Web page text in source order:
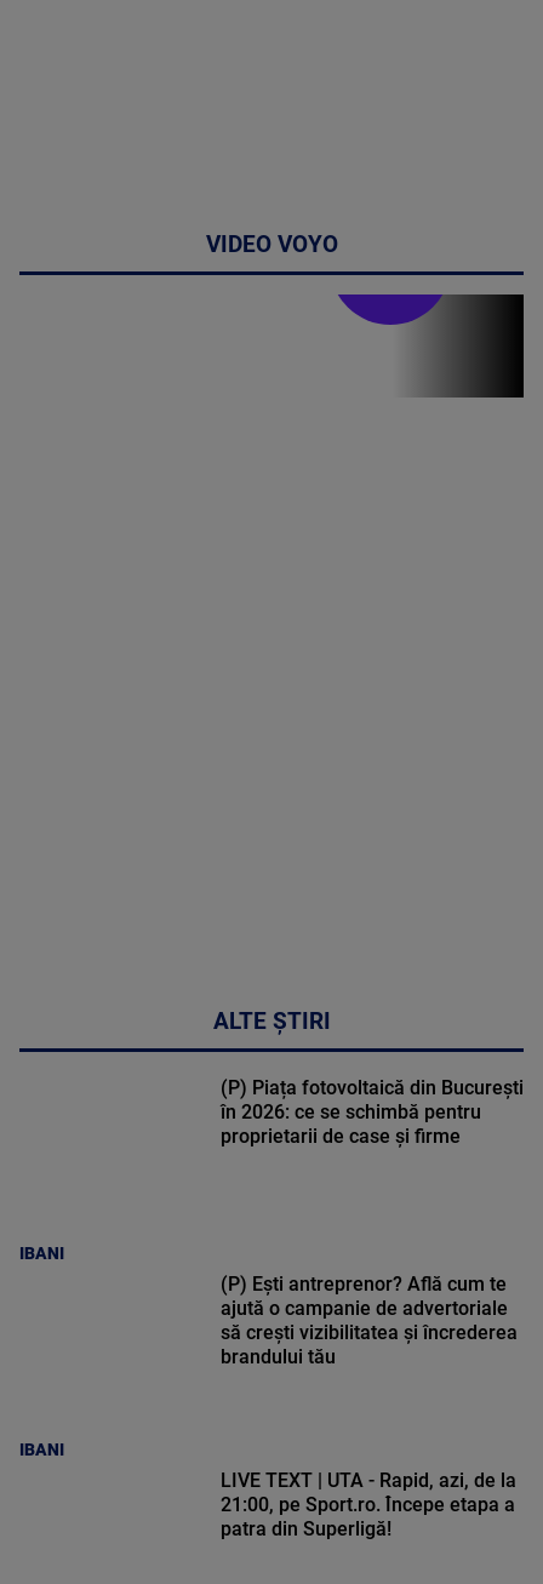
VIDEO VOYO
ALTE ȘTIRI
IBANI
(P) Piața fotovoltaică din București
în 2026: ce se schimbă pentru
proprietarii de case și firme
IBANI
(P) Ești antreprenor? Află cum te
ajută o campanie de advertoriale
să crești vizibilitatea și încrederea
brandului tău
LIVE TEXT | UTA - Rapid, azi, de la
21:00, pe Sport.ro. Începe etapa a
patra din Superligă!